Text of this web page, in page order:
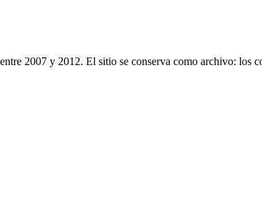
2007 y 2012. El sitio se conserva como archivo: los